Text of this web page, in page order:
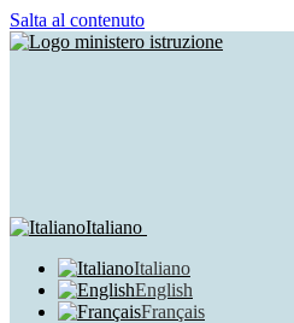
Salta al contenuto
Italiano
Italiano
English
Français